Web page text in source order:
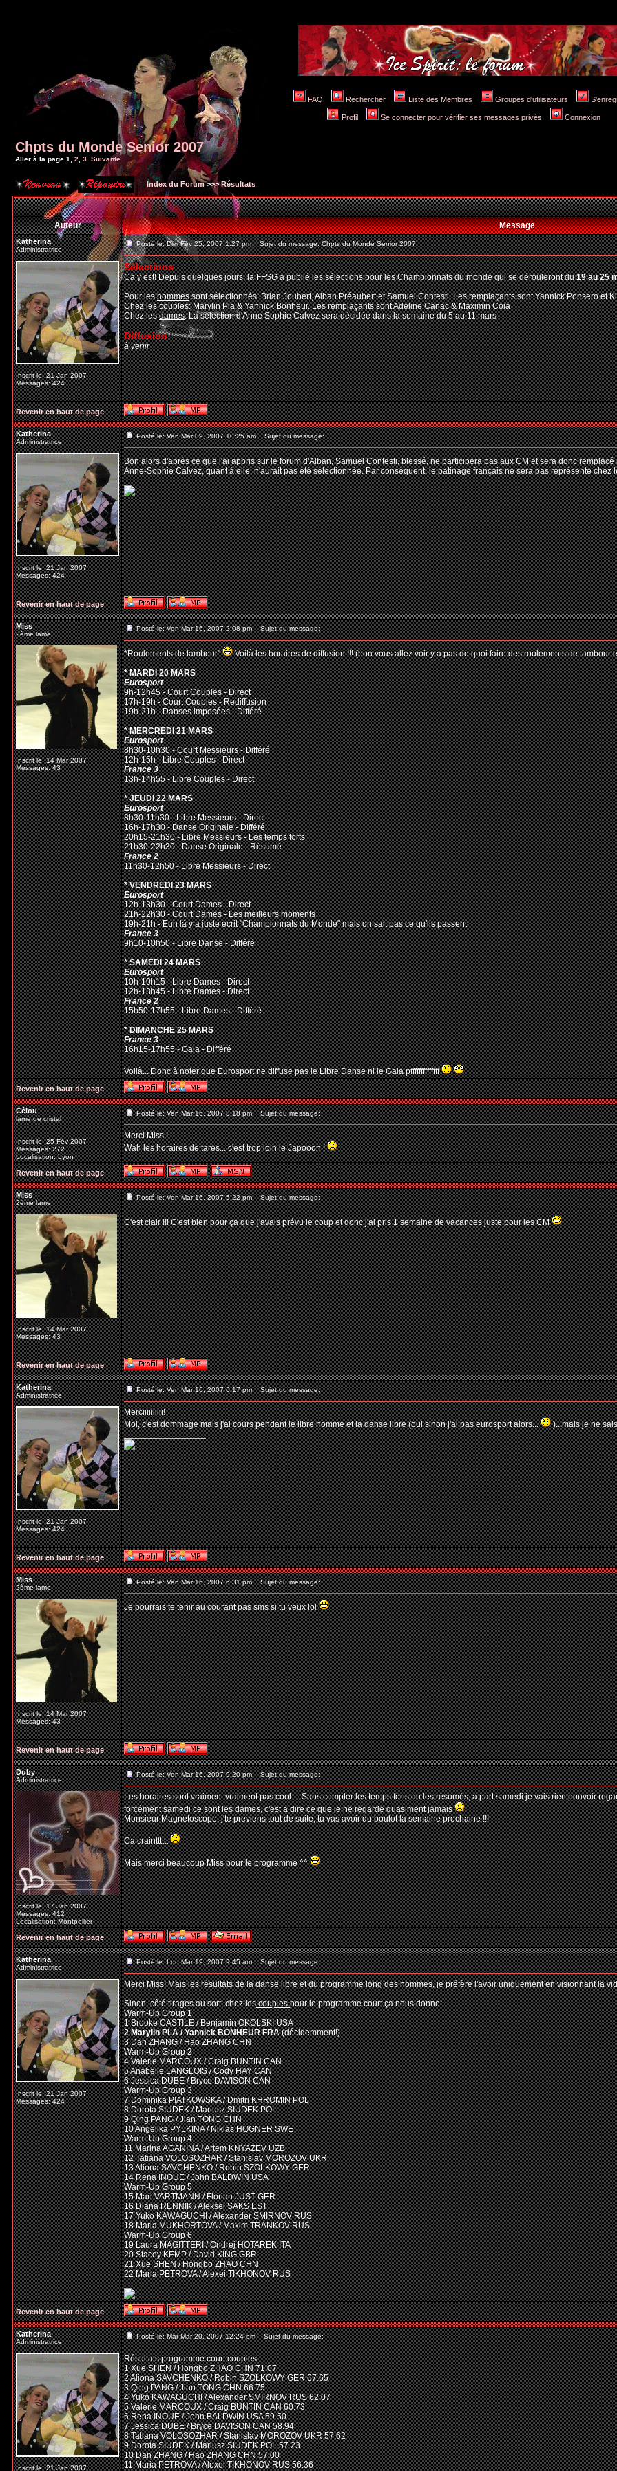
FAQ Rechercher Liste des Membres Groupes d'utilisateurs
Profil Se connecter pour vérifier ses messages privés Connexion
Chpts du Monde Senior 2007
Aller à la page 1 2 3 Suivante
Index du Forum>>>Résultats
Auteur Message
Katherina
Administratrice
Inscrit le: 21 Jan 2007
Messages: 424
Posté le: Dim Fév 25, 2007 1:27 pm Sujet du message: Chpts du Monde Senior 2007
Sélections
Ca y est! Depuis quelques jours, la FFSG a publié les sélections pour les Championnats du monde qui se dérouleront du19 au 25
Pour leshommessont sélectionnés: Brian Joubert, Alban Préaubert et Samuel Contesti. Les remplaçants sont Yannick Ponsero et
Chez lescouples: Marylin Pla & Yannick Bonheur. Les remplaçants sont Adeline Canac & Maximin Coia
Chez lesdames: La sélection d'Anne Sophie Calvez sera décidée dans la semaine du 5 au 11 mars
Diffusion
à venir
Revenir en haut de page
Katherina
Administratrice
Inscrit le: 21 Jan 2007
Messages: 424
Posté le: Ven Mar 09, 2007 10:25 am Sujet du message:
Bon alors d'après ce que j'ai appris sur le forum d'Alban, Samuel Contesti, blessé, ne participera pas aux CM et sera donc
Anne-Sophie Calvez, quant à elle, n'aurait pas été sélectionnée. Par conséquent, le patinage français ne sera pas représenté chez
_________________
Revenir en haut de page
Miss
2ème lame
Inscrit le: 14 Mar 2007
Messages: 43
Posté le: Ven Mar 16, 2007 2:08 pm Sujet du message:
*Roulements de tambour" Voilà les horaires de diffusion !!! (bon vous allez voir y a pas de quoi faire des roulements de tambour
* MARDI 20 MARS
Eurosport
9h-12h45 - Court Couples - Direct
17h-19h - Court Couples - Rediffusion
19h-21h - Danses imposées - Différé
* MERCREDI 21 MARS
Eurosport
8h30-10h30 - Court Messieurs - Différé
12h-15h - Libre Couples - Direct
France 3
13h-14h55 - Libre Couples - Direct
* JEUDI 22 MARS
Eurosport
8h30-11h30 - Libre Messieurs - Direct
16h-17h30 - Danse Originale - Différé
20h15-21h30 - Libre Messieurs - Les temps forts
21h30-22h30 - Danse Originale - Résumé
France 2
11h30-12h50 - Libre Messieurs - Direct
* VENDREDI 23 MARS
Eurosport
12h-13h30 - Court Dames - Direct
21h-22h30 - Court Dames - Les meilleurs moments
19h-21h - Euh là y a juste écrit "Championnats du Monde" mais on sait pas ce qu'ils passent
France 3
9h10-10h50 - Libre Danse - Différé
* SAMEDI 24 MARS
Eurosport
10h-10h15 - Libre Dames - Direct
12h-13h45 - Libre Dames - Direct
France 2
15h50-17h55 - Libre Dames - Différé
* DIMANCHE 25 MARS
France 3
16h15-17h55 - Gala - Différé
Voilà... Donc à noter que Eurosport ne diffuse pas le Libre Danse ni le Gala pffffffffffffff
Revenir en haut de page
Célou
lame de cristal
Inscrit le: 25 Fév 2007
Messages: 272
Localisation: Lyon
Posté le: Ven Mar 16, 2007 3:18 pm Sujet du message:
Merci Miss !
Wah les horaires de tarés... c'est trop loin le Japooon !
Revenir en haut de page
Miss
2ème lame
Inscrit le: 14 Mar 2007
Messages: 43
Posté le: Ven Mar 16, 2007 5:22 pm Sujet du message:
C'est clair !!! C'est bien pour ça que j'avais prévu le coup et donc j'ai pris 1 semaine de vacances juste pour les CM
Revenir en haut de page
Katherina
Administratrice
Inscrit le: 21 Jan 2007
Messages: 424
Posté le: Ven Mar 16, 2007 6:17 pm Sujet du message:
Merciiiiiiiiii!
Moi, c'est dommage mais j'ai cours pendant le libre homme et la danse libre (oui sinon j'ai pas eurosport alors...
)...mais je ne
_________________
Revenir en haut de page
Miss
2ème lame
Inscrit le: 14 Mar 2007
Messages: 43
Posté le: Ven Mar 16, 2007 6:31 pm Sujet du message:
Je pourrais te tenir au courant pas sms si tu veux lol
Revenir en haut de page
Duby
Administratrice
Inscrit le: 17 Jan 2007
Messages: 412
Localisation: Montpellier
Posté le: Ven Mar 16, 2007 9:20 pm Sujet du message:
Les horaires sont vraiment vraiment pas cool ... Sans compter les temps forts ou les résumés, a part samedi je vais rien pouvoir
forcément samedi ce sont les dames, c'est a dire ce que je ne regarde quasiment jamais
Monsieur Magnetoscope, j'te previens tout de suite, tu vas avoir du boulot la semaine prochaine !!!
Ca craintttttt
Mais merci beaucoup Miss pour le programme ^^
Revenir en haut de page
Katherina
Administratrice
Inscrit le: 21 Jan 2007
Messages: 424
Posté le: Lun Mar 19, 2007 9:45 am Sujet du message:
Merci Miss! Mais les résultats de la danse libre et du programme long des hommes, je préfère l'avoir uniquement en visionnant la
Sinon, côté tirages au sort, chez lescouplespour le programme court ça nous donne:
Warm-Up Group 1
1 Brooke CASTILE / Benjamin OKOLSKI USA
2 Marylin PLA / Yannick BONHEUR FRA(décidemment!)
3 Dan ZHANG / Hao ZHANG CHN
Warm-Up Group 2
4 Valerie MARCOUX / Craig BUNTIN CAN
5 Anabelle LANGLOIS / Cody HAY CAN
6 Jessica DUBE / Bryce DAVISON CAN
Warm-Up Group 3
7 Dominika PIATKOWSKA / Dmitri KHROMIN POL
8 Dorota SIUDEK / Mariusz SIUDEK POL
9 Qing PANG / Jian TONG CHN
10 Angelika PYLKINA / Niklas HOGNER SWE
Warm-Up Group 4
11 Marina AGANINA / Artem KNYAZEV UZB
12 Tatiana VOLOSOZHAR / Stanislav MOROZOV UKR
13 Aliona SAVCHENKO / Robin SZOLKOWY GER
14 Rena INOUE / John BALDWIN USA
Warm-Up Group 5
15 Mari VARTMANN / Florian JUST GER
16 Diana RENNIK / Aleksei SAKS EST
17 Yuko KAWAGUCHI / Alexander SMIRNOV RUS
18 Maria MUKHORTOVA / Maxim TRANKOV RUS
Warm-Up Group 6
19 Laura MAGITTERI / Ondrej HOTAREK ITA
20 Stacey KEMP / David KING GBR
21 Xue SHEN / Hongbo ZHAO CHN
22 Maria PETROVA / Alexei TIKHONOV RUS
_________________
Revenir en haut de page
Katherina
Administratrice
Inscrit le: 21 Jan 2007
Posté le: Mar Mar 20, 2007 12:24 pm Sujet du message:
Résultats programme court couples:
1 Xue SHEN / Hongbo ZHAO CHN 71.07
2 Aliona SAVCHENKO / Robin SZOLKOWY GER 67.65
3 Qing PANG / Jian TONG CHN 66.75
4 Yuko KAWAGUCHI / Alexander SMIRNOV RUS 62.07
5 Valerie MARCOUX / Craig BUNTIN CAN 60.73
6 Rena INOUE / John BALDWIN USA 59.50
7 Jessica DUBE / Bryce DAVISON CAN 58.94
8 Tatiana VOLOSOZHAR / Stanislav MOROZOV UKR 57.62
9 Dorota SIUDEK / Mariusz SIUDEK POL 57.23
10 Dan ZHANG / Hao ZHANG CHN 57.00
11 Maria PETROVA / Alexei TIKHONOV RUS 56.36